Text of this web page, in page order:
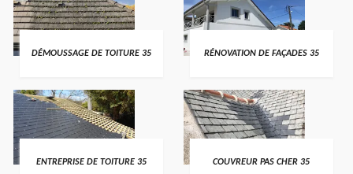
DÉMOUSSAGE DE TOITURE 35 RÉNOVATION DE FAÇADES 35
ENTREPRISE DE TOITURE 35 COUVREUR PAS CHER 35